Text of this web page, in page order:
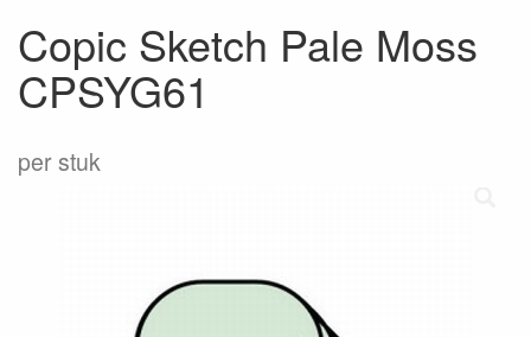
Copic Sketch Pale Moss
CPSYG61
per stuk